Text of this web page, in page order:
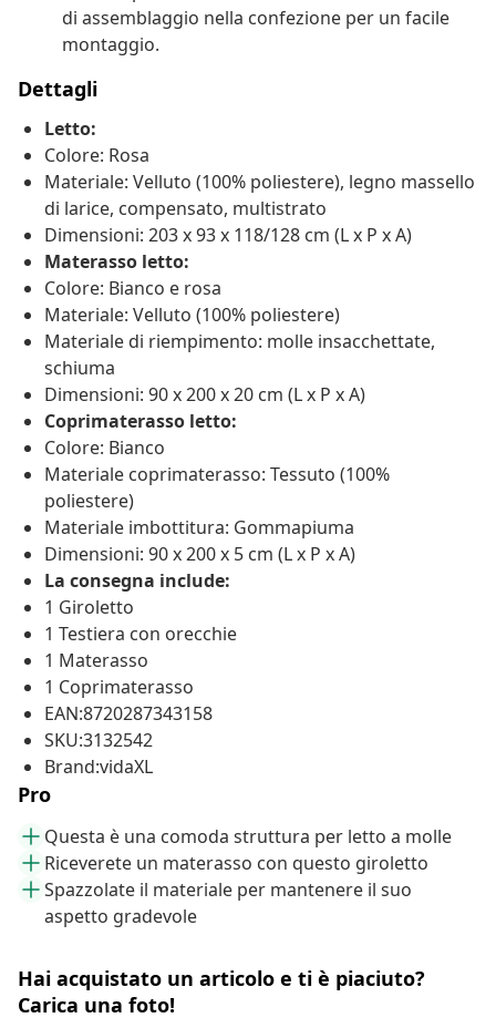
di assemblaggio nella confezione per un facile
montaggio.
Dettagli
Letto:
Colore: Rosa
Materiale: Velluto (100% poliestere), legno massello
di larice, compensato, multistrato
Dimensioni: 203 x 93 x 118/128 cm (L x P x A)
Materasso letto:
Colore: Bianco e rosa
Materiale: Velluto (100% poliestere)
Materiale di riempimento: molle insacchettate,
schiuma
Dimensioni: 90 x 200 x 20 cm (L x P x A)
Coprimaterasso letto:
Colore: Bianco
Materiale coprimaterasso: Tessuto (100%
poliestere)
Materiale imbottitura: Gommapiuma
Dimensioni: 90 x 200 x 5 cm (L x P x A)
La consegna include:
1 Giroletto
1 Testiera con orecchie
1 Materasso
1 Coprimaterasso
EAN:8720287343158
SKU:3132542
Brand:vidaXL
Pro
Questa è una comoda struttura per letto a molle
Riceverete un materasso con questo giroletto
Spazzolate il materiale per mantenere il suo
aspetto gradevole
Hai acquistato un articolo e ti è piaciuto?
Carica una foto!